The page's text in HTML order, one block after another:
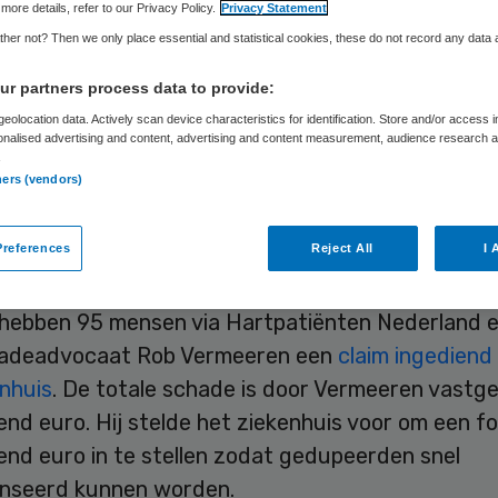
van Putten Ziekenhuis in Spijkenisse heeft
patiënten van de hand gewezen. Volgens het
kleven er te veel nadelen aan een collectieve
95 mensen via Hartpatiënten Nederland
Rob Vermeeren een claim
. De totale schade is door Vermeeren
euro. Hij stelde het ziekenhuis voor om een
euro in te stellen zodat gedupeerden snel
kunnen worden.
details, refer to our Privacy Policy. Privacy Statement
not? Then we only place essential and statistical cookies, these do not record any data
partners process data to provide:
data. Actively scan device characteristics for identification. Store and/or access
advertising and content, advertising and content measurement, audience research
(vendors)
Reject All I